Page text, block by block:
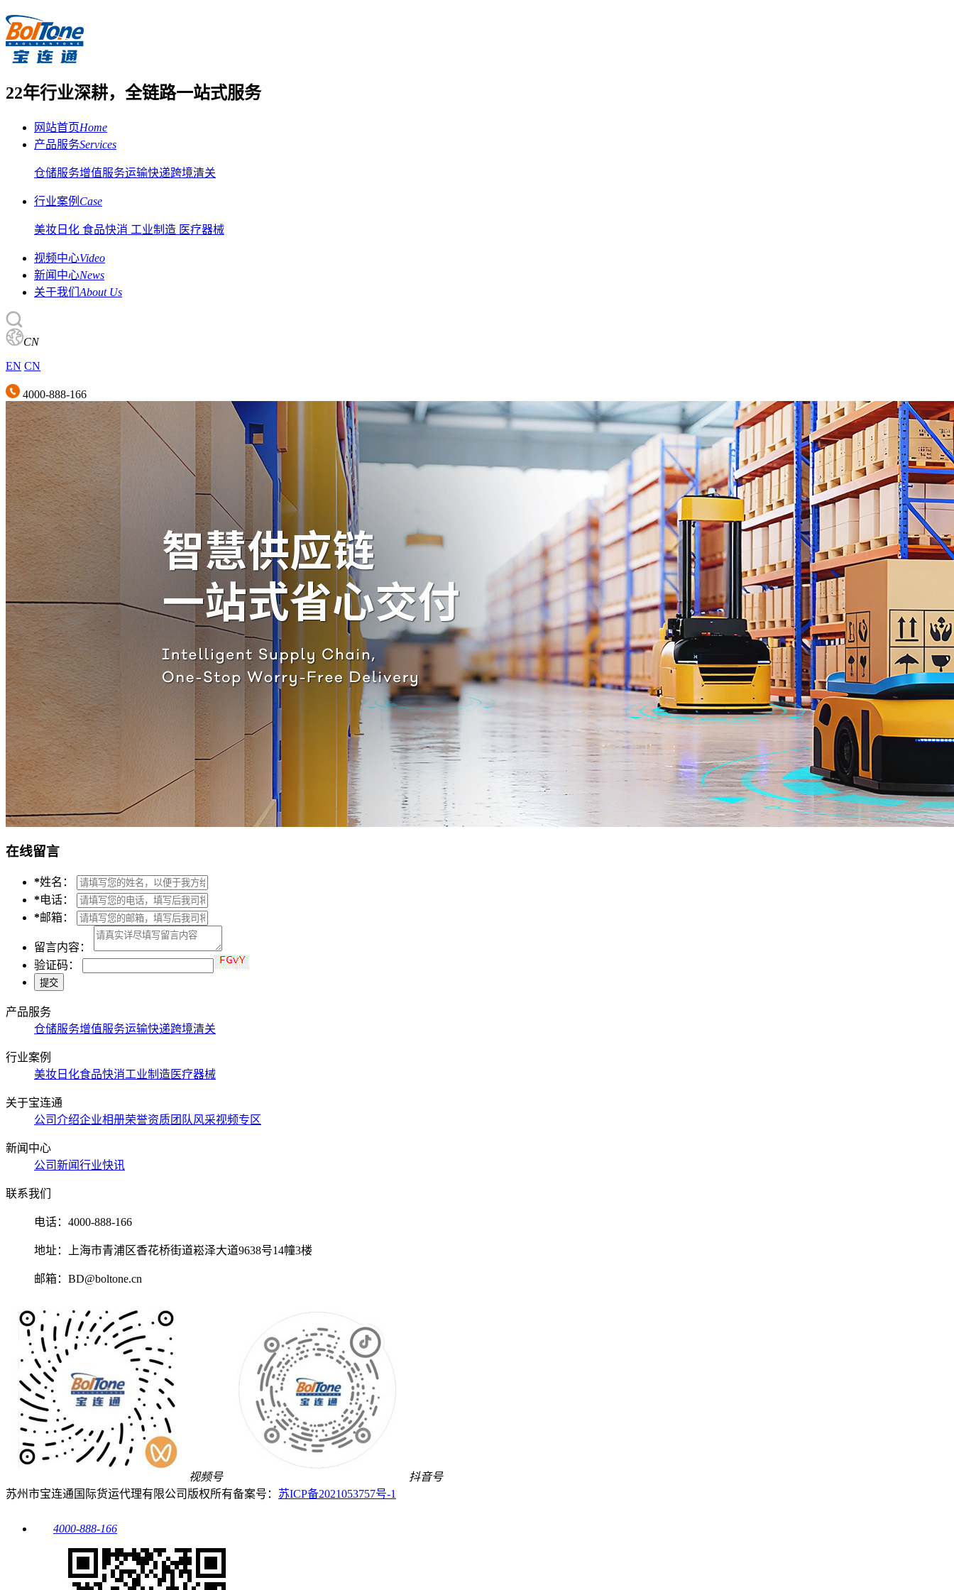
22年行业深耕，全链路一站式服务
网站首页Home
产品服务Services
仓储服务增值服务运输快递跨境清关
行业案例 Case
美妆日化 食品快消 工业制造 医疗器械
视频中心Video
新闻中心News
关于我们 About Us
CN
EN CN
4000-888-166
在线留言
*姓名：
*电话：
*邮箱：
留言内容：
验证码：
产品服务
仓储服务增值服务运输快递跨境清关
行业案例
美妆日化食品快消工业制造医疗器械
关于宝连通
公司介绍企业相册荣誉资质团队风采视频专区
新闻中心
公司新闻行业快讯
联系我们
电话： 4000-888-166
地址： 上海市青浦区香花桥街道崧泽大道9638号14幢3楼
邮箱： BD@boltone.cn
视频号
抖音号
苏州市宝连通国际货运代理有限公司 版权所有备案号： 苏ICP备2021053757号-1
4000-888-166